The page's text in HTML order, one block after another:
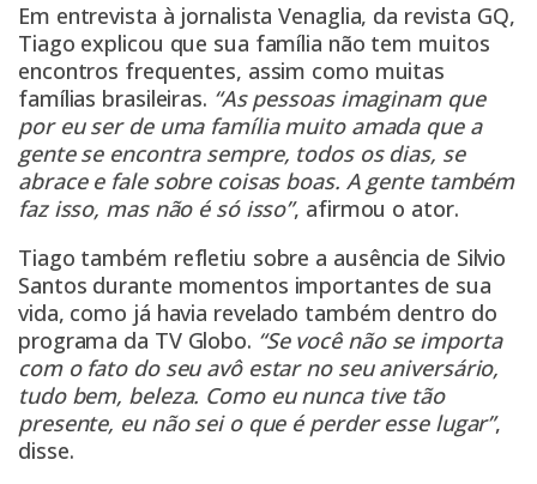
Em entrevista à jornalista Venaglia, da revista GQ,
Tiago explicou que sua família não tem muitos
encontros frequentes, assim como muitas
famílias brasileiras. “As pessoas imaginam que
por eu ser de uma família muito amada que a
gente se encontra sempre, todos os dias, se
abrace e fale sobre coisas boas. A gente também
faz isso, mas não é só isso”, afirmou o ator.
Tiago também refletiu sobre a ausência de Silvio
Santos durante momentos importantes de sua
vida, como já havia revelado também dentro do
programa da TV Globo. “Se você não se importa
com o fato do seu avô estar no seu aniversário,
tudo bem, beleza. Como eu nunca tive tão
presente, eu não sei o que é perder esse lugar”,
disse.